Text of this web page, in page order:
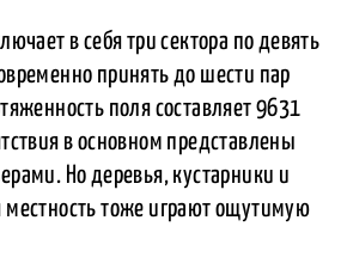
в себя три сектора по девять
принять до шести пар
поля составляет 9631
в основном представлены
Но деревья, кустарники и
местность тоже играют ощутимую